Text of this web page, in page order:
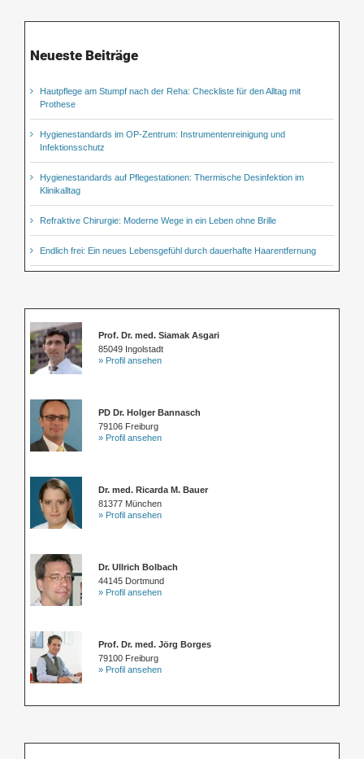
Neueste Beiträge
Hautpflege am Stumpf nach der Reha: Checkliste für den Alltag mit
Prothese
Hygienestandards im OP-Zentrum: Instrumentenreinigung und
Infektionsschutz
Hygienestandards auf Pflegestationen: Thermische Desinfektion im
Klinikalltag
Refraktive Chirurgie: Moderne Wege in ein Leben ohne Brille
Endlich frei: Ein neues Lebensgefühl durch dauerhafte Haarentfernung
Prof. Dr. med. Siamak Asgari
85049 Ingolstadt
» Profil ansehen
PD Dr. Holger Bannasch
79106 Freiburg
» Profil ansehen
Dr. med. Ricarda M. Bauer
81377 München
» Profil ansehen
Dr. Ullrich Bolbach
44145 Dortmund
» Profil ansehen
Prof. Dr. med. Jörg Borges
79100 Freiburg
» Profil ansehen